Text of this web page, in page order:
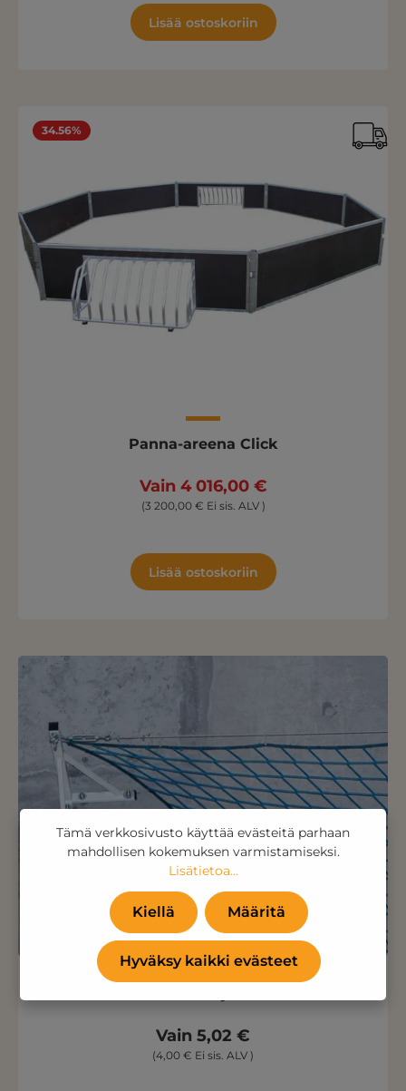
Lisää ostoskoriin
34.56%
Panna-areena Click
Vain 4 016,00 €
(3 200,00 € Ei sis. ALV )
Lisää ostoskoriin
Vain 5,02 €
(4,00 € Ei sis. ALV )
Tämä verkkosivusto käyttää evästeitä parhaan
mahdollisen kokemuksen varmistamiseksi.
Lisätietoa...
Kiellä Määritä
Hyväksy kaikki evästeet